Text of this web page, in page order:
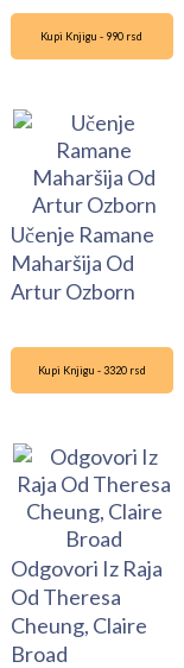
Kupi Knjigu - 990 rsd
Učenje Ramane
Maharšija Od
Artur Ozborn
Kupi Knjigu - 3320 rsd
Odgovori Iz Raja
Od Theresa
Cheung, Claire
Broad